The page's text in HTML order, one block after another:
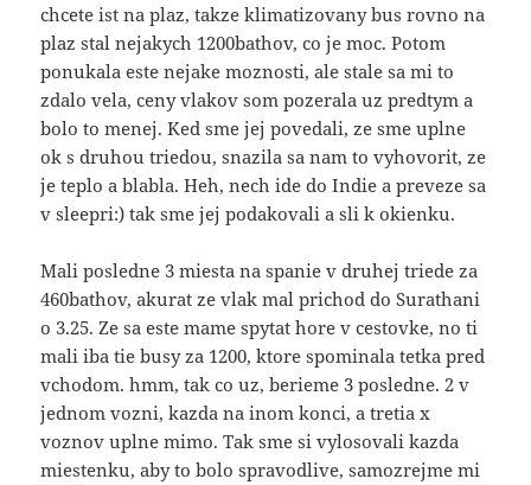
chcete ist na plaz, takze klimatizovany bus rovno na
plaz stal nejakych 1200bathov, co je moc. Potom
ponukala este nejake moznosti, ale stale sa mi to
zdalo vela, ceny vlakov som pozerala uz predtym a
bolo to menej. Ked sme jej povedali, ze sme uplne
ok s druhou triedou, snazila sa nam to vyhovorit, ze
je teplo a blabla. Heh, nech ide do Indie a preveze sa
v sleepri:) tak sme jej podakovali a sli k okienku.
Mali posledne 3 miesta na spanie v druhej triede za
460bathov, akurat ze vlak mal prichod do Surathani
o 3.25. Ze sa este mame spytat hore v cestovke, no ti
mali iba tie busy za 1200, ktore spominala tetka pred
vchodom. hmm, tak co uz, berieme 3 posledne. 2 v
jednom vozni, kazda na inom konci, a tretia x
voznov uplne mimo. Tak sme si vylosovali kazda
miestenku, aby to bolo spravodlive, samozrejme mi